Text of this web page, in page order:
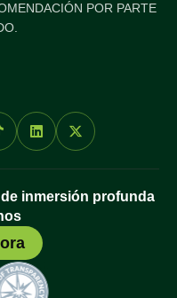
POR PARTE
de inmersión profunda